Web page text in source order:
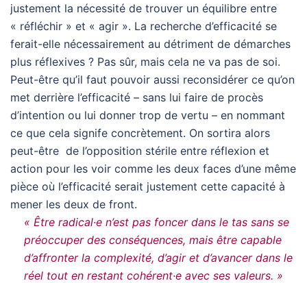
justement la nécessité de trouver un équilibre entre
« réfléchir » et « agir ». La recherche d’efficacité se
ferait-elle nécessairement au détriment de démarches
plus réflexives ? Pas sûr, mais cela ne va pas de soi.
Peut-être qu’il faut pouvoir aussi reconsidérer ce qu’on
met derrière l’efficacité – sans lui faire de procès
d’intention ou lui donner trop de vertu – en nommant
ce que cela signife concrètement. On sortira alors
peut-être de l’opposition stérile entre réflexion et
action pour les voir comme les deux faces d’une même
pièce où l’efficacité serait justement cette capacité à
mener les deux de front.
« Être radical·e n’est pas foncer dans le tas sans se
préoccuper des conséquences, mais être capable
d’affronter la complexité, d’agir et d’avancer dans le
réel tout en restant cohérent·e avec ses valeurs. »